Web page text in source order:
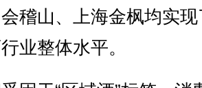
稽山、上海金枫均实
业整体水平。